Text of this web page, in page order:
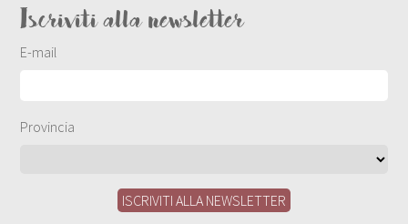
Iscriviti alla newsletter
E-mail
Provincia